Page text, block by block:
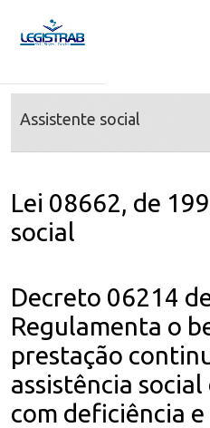
Assistente social
Lei 08662, de
social
Decreto 06214
Regulamenta o
prestação
assistência
com deficiência